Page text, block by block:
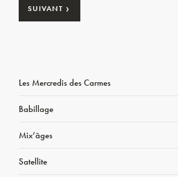
SUIVANT ›
Les Mercredis des Carmes
Babillage
Mix’âges
Satellite